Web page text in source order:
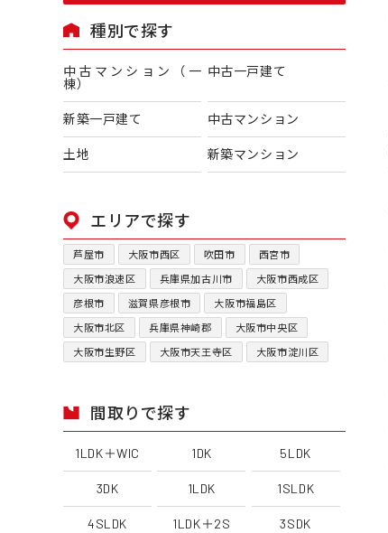
種別で探す
中古マンション（一
棟）
中古一戸建て
新築一戸建て 中古マンション
土地 新築マンション
エリアで探す
芦屋市 大阪市西区 吹田市 西宮市
大阪市浪速区 兵庫県加古川市 大阪市西成区
彦根市 滋賀県彦根市 大阪市福島区
大阪市北区 兵庫県神崎郡 大阪市中央区
大阪市生野区 大阪市天王寺区 大阪市淀川区
間取りで探す
1LDK＋WIC 1DK 5LDK
3DK 1LDK 1SLDK
4SLDK 1LDK＋2S 3SDK